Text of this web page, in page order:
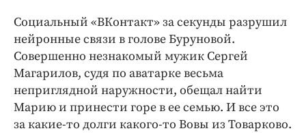
Социальный «ВКонтакт» за секунды разрушил
нейронные связи в голове Буруновой.
Совершенно незнакомый мужик Сергей
Магарилов, судя по аватарке весьма
неприглядной наружности, обещал найти
Марию и принести горе в ее семью. И все это
за какие-то долги какого-то Вовы из Товарково.